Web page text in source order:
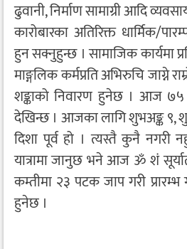
ढुवानी, निर्माण सामाग्री आदि
कारोबारका अतिरिक्त धार्मिक/
हुन सक्नुहुन्छ । सामाजिक कार्यमा
माङ्गलिक कर्मप्रति अभिरुचि जाग्ने
शङ्काको निवारण हुनेछ । आज ७५
देखिन्छ । आजका लागि शुभअङ्क ९,
दिशा पूर्व हो । त्यस्तै कुनै
यात्रामा जानुछ भने आज ॐ शं
कम्तीमा २३ पटक जाप गरी
हुनेछ ।